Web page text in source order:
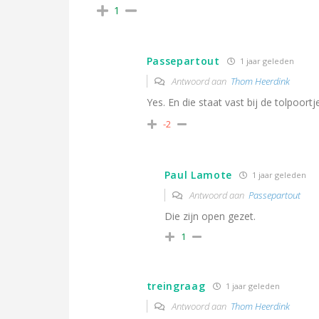
1
Passepartout 1 jaar geleden
Antwoord aan Thom Heerdink
Yes. En die staat vast bij de
-2
Paul Lamote 1 jaar geleden
Antwoord aan Passepartout
Die zijn open gezet.
1
treingraag 1 jaar geleden
Antwoord aan Thom Heerdink